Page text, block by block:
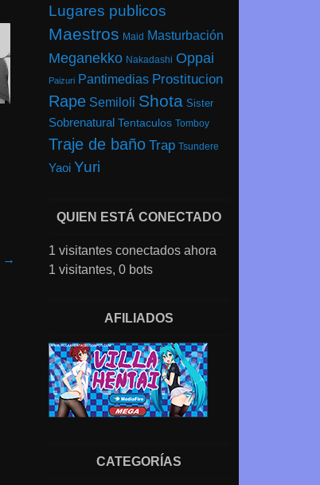
→
Lugares publicos
Maestros Maid Masturbación
Meganekko Nakadashi Oppai
Paizuri Pantimedias Prostitucion
Rape Semiloli Shota Sister
Sobrenatural Tentaculos Tomboy
Traje de baño Trap Tsundere
Yaoi Yuri
QUIEN ESTÁ CONECTADO
1 visitantes conectados ahora
1 visitantes, 0 bots
AFILIADOS
CATEGORÍAS